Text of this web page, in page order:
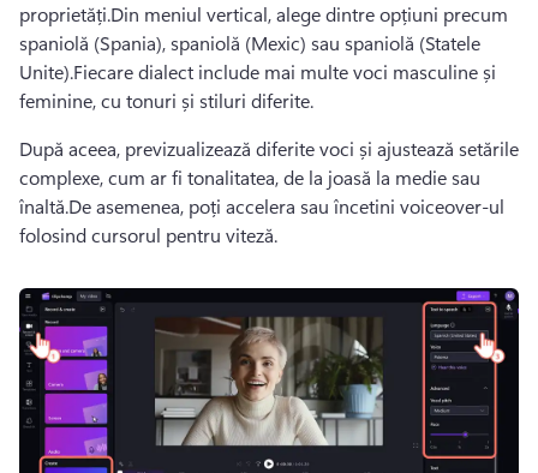
proprietăți.Din meniul vertical, alege dintre opțiuni precum
spaniolă (Spania), spaniolă (Mexic) sau spaniolă (Statele
Unite).Fiecare dialect include mai multe voci masculine și
feminine, cu tonuri și stiluri diferite.
După aceea, previzualizează diferite voci și ajustează setările
complexe, cum ar fi tonalitatea, de la joasă la medie sau
înaltă.De asemenea, poți accelera sau încetini voiceover-ul
folosind cursorul pentru viteză.